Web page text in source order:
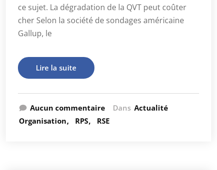
ce sujet. La dégradation de la QVT peut coûter
cher Selon la société de sondages américaine
Gallup, le
Lire la suite
Aucun commentaire Dans Actualité
Organisation
RPS RSE